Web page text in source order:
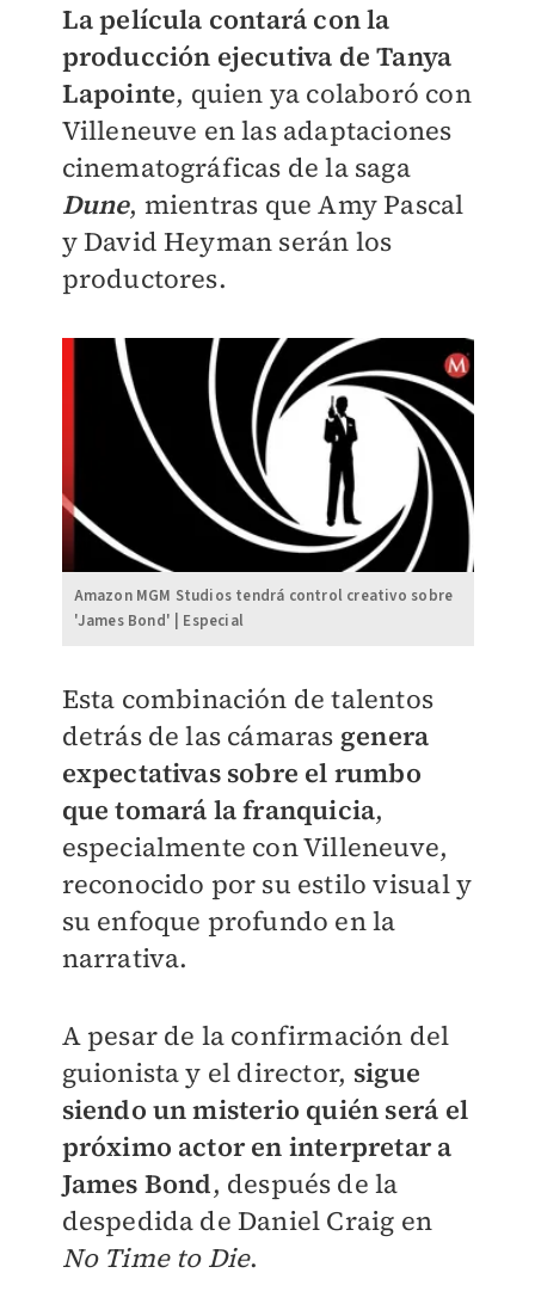
La película contará con la
producción ejecutiva de Tanya
Lapointe, quien ya colaboró con
Villeneuve en las adaptaciones
cinematográficas de la saga
Dune, mientras que Amy Pascal
y David Heyman serán los
productores.
Amazon MGM Studios tendrá control creativo sobre
'James Bond' | Especial
Esta combinación de talentos
detrás de las cámaras genera
expectativas sobre el rumbo
que tomará la franquicia,
especialmente con Villeneuve,
reconocido por su estilo visual y
su enfoque profundo en la
narrativa.
A pesar de la confirmación del
guionista y el director, sigue
siendo un misterio quién será el
próximo actor en interpretar a
James Bond, después de la
despedida de Daniel Craig en
No Time to Die.